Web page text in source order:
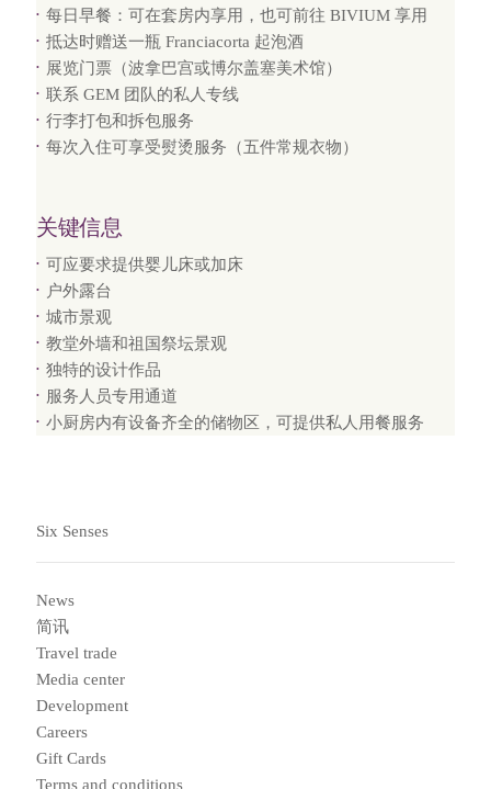
每日早餐：可在套房内享用，也可前往 BIVIUM 享用
抵达时赠送一瓶 Franciacorta 起泡酒
展览门票（波拿巴宫或博尔盖塞美术馆）
联系 GEM 团队的私人专线
行李打包和拆包服务
每次入住可享受熨烫服务（五件常规衣物）
关键信息
可应要求提供婴儿床或加床
户外露台
城市景观
教堂外墙和祖国祭坛景观
独特的设计作品
服务人员专用通道
小厨房内有设备齐全的储物区，可提供私人用餐服务
Six Senses
News
简讯
Travel trade
Media center
Development
Careers
Gift Cards
Terms and conditions